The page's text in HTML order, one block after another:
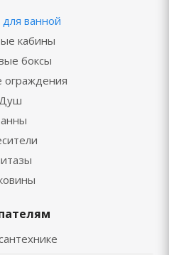
ванной
кабины
боксы